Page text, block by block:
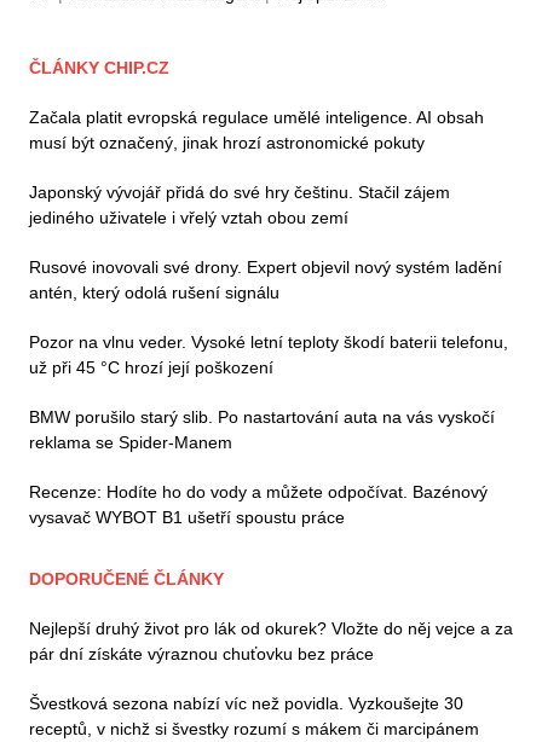
ČLÁNKY CHIP.CZ
Začala platit evropská regulace umělé inteligence. AI obsah
musí být označený, jinak hrozí astronomické pokuty
Japonský vývojář přidá do své hry češtinu. Stačil zájem
jediného uživatele i vřelý vztah obou zemí
Rusové inovovali své drony. Expert objevil nový systém ladění
antén, který odolá rušení signálu
Pozor na vlnu veder. Vysoké letní teploty škodí baterii telefonu,
už při 45 °C hrozí její poškození
BMW porušilo starý slib. Po nastartování auta na vás vyskočí
reklama se Spider-Manem
Recenze: Hodíte ho do vody a můžete odpočívat. Bazénový
vysavač WYBOT B1 ušetří spoustu práce
DOPORUČENÉ ČLÁNKY
Nejlepší druhý život pro lák od okurek? Vložte do něj vejce a za
pár dní získáte výraznou chuťovku bez práce
Švestková sezona nabízí víc než povidla. Vyzkoušejte 30
receptů, v nichž si švestky rozumí s mákem či marcipánem